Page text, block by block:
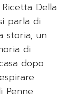
Della
parla di
storia, un
di
dopo
Penne…